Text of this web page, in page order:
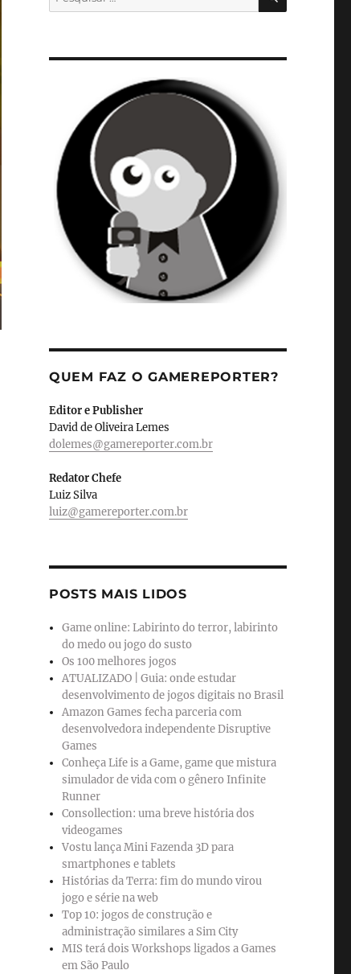
por:
QUEM FAZ O GAMEREPORTER?
Editor e Publisher
David de Oliveira Lemes
dolemes@gamereporter.com.br
Redator Chefe
Luiz Silva
luiz@gamereporter.com.br
POSTS MAIS LIDOS
Game online: Labirinto do terror, labirinto
do medo ou jogo do susto
Os 100 melhores jogos
ATUALIZADO | Guia: onde estudar
desenvolvimento de jogos digitais no Brasil
Amazon Games fecha parceria com
desenvolvedora independente Disruptive
Games
Conheça Life is a Game, game que mistura
simulador de vida com o gênero Infinite
Runner
Consollection: uma breve história dos
videogames
Vostu lança Mini Fazenda 3D para
smartphones e tablets
Histórias da Terra: fim do mundo virou
jogo e série na web
Top 10: jogos de construção e
administração similares a Sim City
MIS terá dois Workshops ligados a Games
em São Paulo